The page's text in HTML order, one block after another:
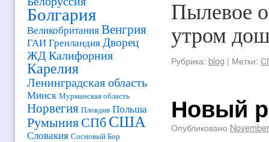
Болгария
Великобритания Венгрия
ГАИ Гренландия Дворец
ЖД Калифорния
Карелия
Ленинградская область
Минск Мурманская область
Норвегия Пловдив Польша
Румыния СПб США
Словакия Сосновый Бор
Пылевое
утром
Рубрика: blog | Метки:
Новый
Опубликовано